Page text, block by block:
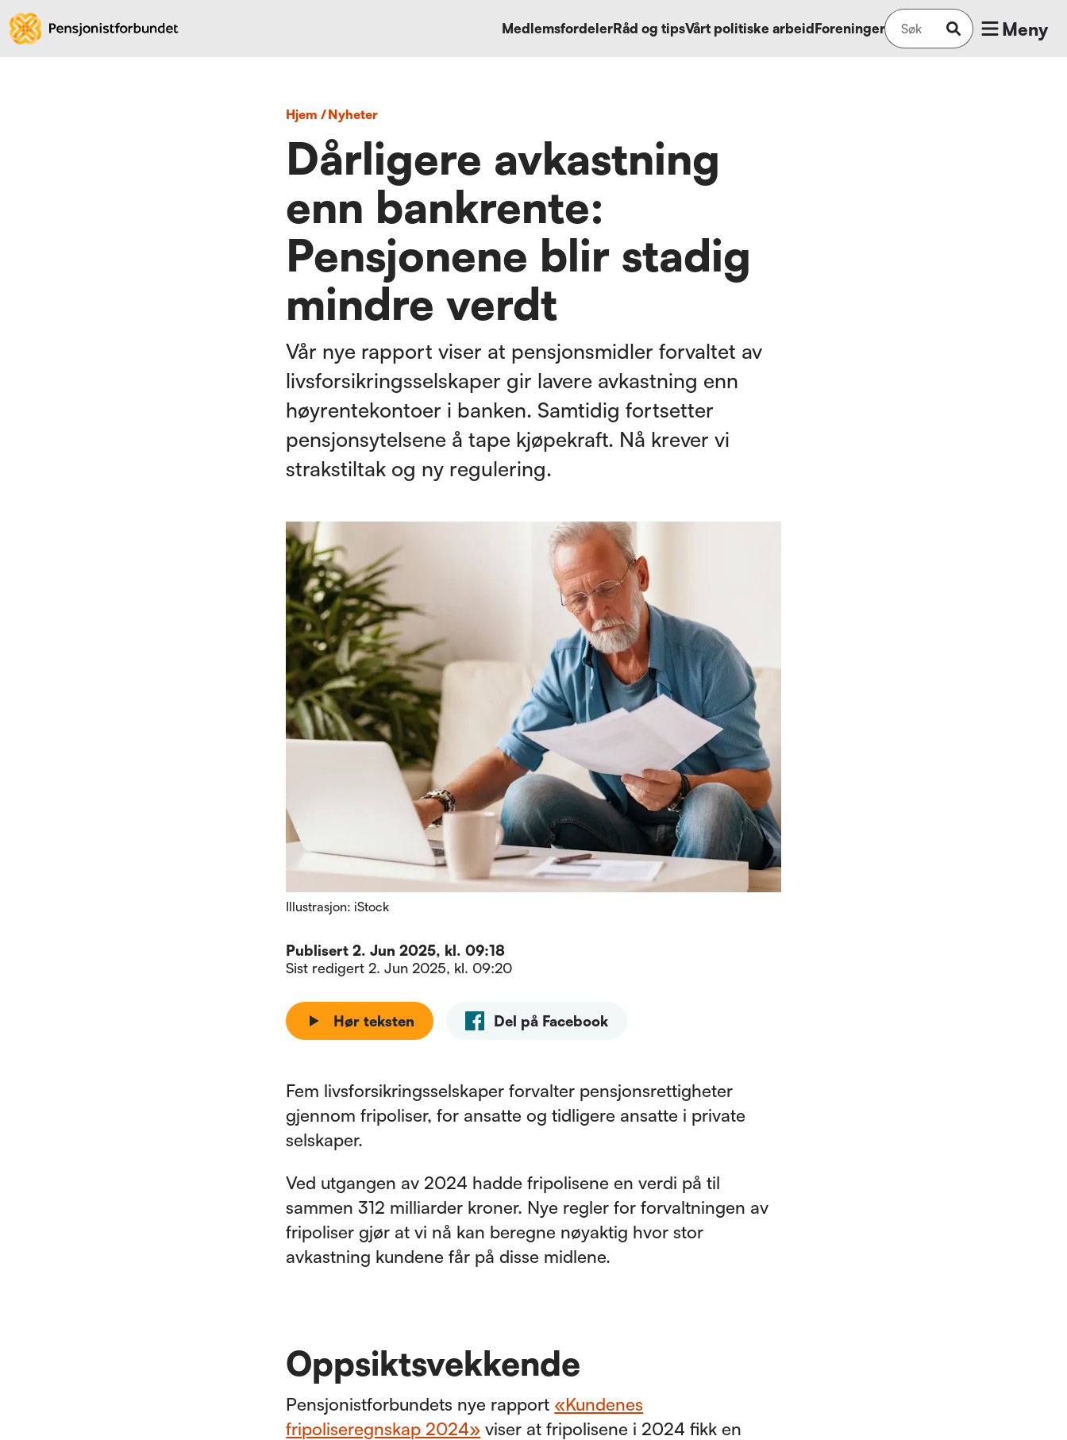
MedlemsfordelerRåd og tipsVårt politiske arbeidForeninger Meny
Hjem/ nyheter
Dårligere avkastning
enn bankrente:
Pensjonene blir stadig
mindre verdt
Vår nye rapport viser at pensjonsmidler forvaltet av
livsforsikringsselskaper gir lavere avkastning enn
høyrentekontoer i banken. Samtidig fortsetter
pensjonsytelsene å tape kjøpekraft. Nå krever vi
strakstiltak og ny regulering.
Illustrasjon: iStock
Publisert2. Jun 2025, kl. 09:18
Sist redigert 2. Jun 2025, kl. 09:20
Hør teksten Del på Facebook
Fem livsforsikringsselskaper forvalter pensjonsrettigheter
gjennom fripoliser, for ansatte og tidligere ansatte i private
selskaper.
Ved utgangen av 2024 hadde fripolisene en verdi på til
sammen 312 milliarder kroner. Nye regler for forvaltningen av
fripoliser gjør at vi nå kan beregne nøyaktig hvor stor
avkastning kundene får på disse midlene.
Oppsiktsvekkende
Pensjonistforbundets nye rapport «Kundenes
fripoliseregnskap 2024» viser at fripolisene i 2024 fikk en